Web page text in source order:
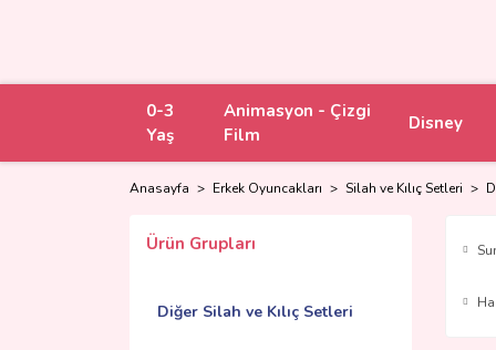
0-3
Yaş
Animasyon - Çizgi
Film
Disney
Anasayfa Erkek Oyuncakları Silah ve Kılıç Setleri
Ürün Grupları
Diğer Silah ve Kılıç Setleri